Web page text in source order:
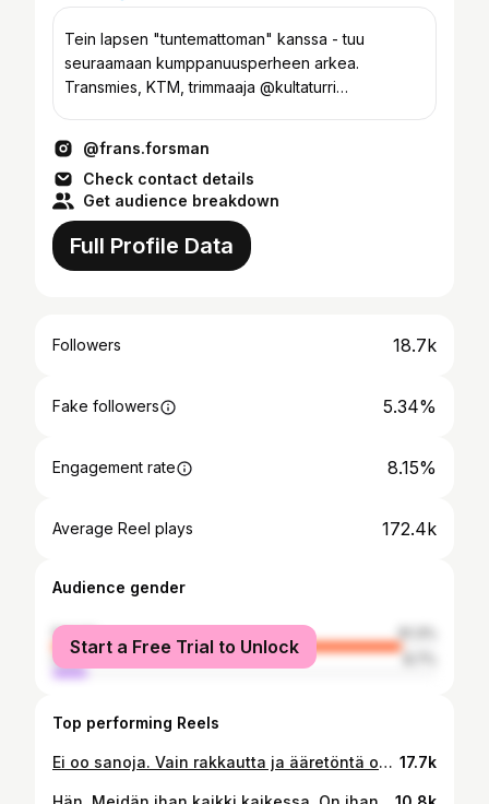
Tein lapsen "tuntemattoman" kanssa - tuu
seuraamaan kumppanuusperheen arkea.
Transmies, KTM, trimmaaja @kultaturri
@frans.forsman
Check contact details
Get audience breakdown
Full Profile Data
Followers 18.7k
Fake followers 5.34%
Engagement rate 8.15%
Average Reel plays 172.4k
Audience gender
female
91.3%
male
Start a Free Trial to Unlock
Top performing Reels
Ei oo sanoja. Vain rakkautta ja ääretöntä onnea. Piti kuvata kivaa lähtöfiilis-videota, mutta ei siitä mitään tullut. Odoteltiin että vanhemmuuskumppani hakee auton. Että saadaan viedä vauva kotiin. Meidän vauva. Uskomaton tunne. 17.7k